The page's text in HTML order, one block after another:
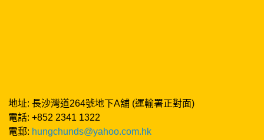
地址: 長沙灣道264號地下A舖 (運輸署正對面)
電話: +852 2341 1322
電郵: hungchunds@yahoo.com.hk